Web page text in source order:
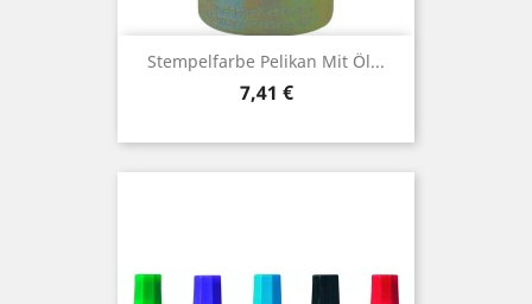
Stempelfarbe Pelikan Mit Öl...
Preis
7,41 €